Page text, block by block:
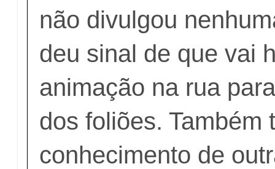
não divulgou
deu sinal de que vai
animação na rua
dos foliões. Também
conhecimento de